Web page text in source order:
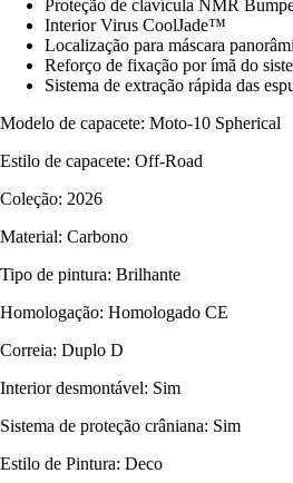
Proteção de clavícula NMR
Interior Virus CoolJade™
Localização para máscara
Reforço de fixação por ímã do
Sistema de extração rápida das
Modelo de capacete: Moto-10 Spherical
Estilo de capacete: Off-Road
Coleção: 2026
Material: Carbono
Tipo de pintura: Brilhante
Homologação: Homologado CE
Correia: Duplo D
Interior desmontável: Sim
Sistema de proteção crâniana: Sim
Estilo de Pintura: Deco